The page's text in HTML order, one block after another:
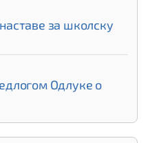
за школску
Одлуке о